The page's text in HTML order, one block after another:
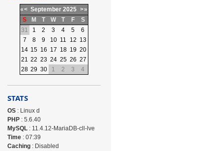
«< September 2025 >»
S
M T W T F
S
31
1 2 3 4 5
6
7
8 9 10 11 12 13
14 15 16 17 18 19 20
21 22 23 24 25 26 27
28 29 30 1 2 3 4
STATS
OS: Linux d
PHP: 5.6.40
MySQL: 11.4.12-MariaDB-cll-lve
Time: 07:39
Caching: Disabled